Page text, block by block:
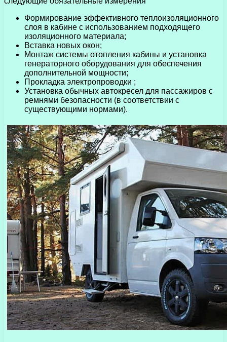
Формирование эффективного теплоизоляционного
слоя в кабине с использованием подходящего
изоляционного материала;
Вставка новых окон;
Монтаж системы отопления кабины и установка
генераторного оборудования для обеспечения
дополнительной мощности;
Прокладка электропроводки ;
Установка обычных автокресел для пассажиров с
ремнями безопасности (в соответствии с
существующими нормами).